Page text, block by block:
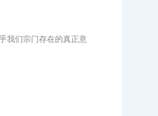
我们宗门存在的真正意